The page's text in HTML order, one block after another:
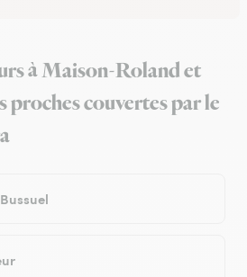
à Maison-Roland et
proches couvertes par le